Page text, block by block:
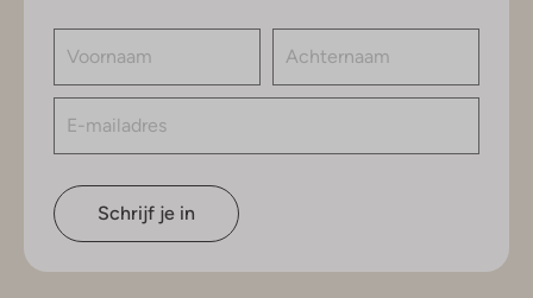
Schrijf je in